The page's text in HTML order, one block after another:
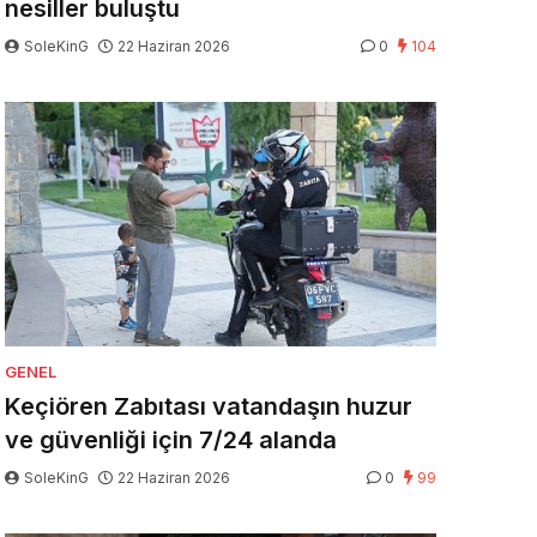
nesiller buluştu
SoleKinG 22 Haziran 2026 0 104
GENEL
Keçiören Zabıtası vatandaşın huzur
ve güvenliği için 7/24 alanda
SoleKinG 22 Haziran 2026 0 99